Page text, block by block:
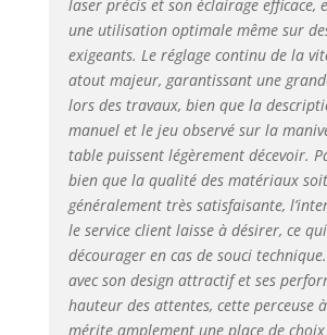
laser précis et son éclairage efficace,
une utilisation optimale même sur
exigeants. Le réglage continu de la
atout majeur, garantissant une
lors des travaux, bien que la
manuel et le jeu observé sur la
table puissent légèrement décevoir.
bien que la qualité des matériaux soit
généralement très satisfaisante,
le service client laisse à désirer, ce
décourager en cas de souci
avec son design attractif et ses
hauteur des attentes, cette perceuse
mérite amplement une place de